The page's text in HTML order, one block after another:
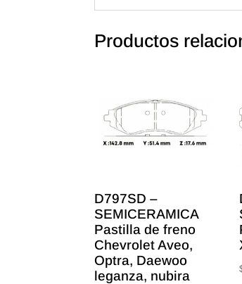
Productos
D797SD –
SEMICERAMICA
Pastilla de freno
Chevrolet Aveo,
Optra, Daewoo
leganza, nubira